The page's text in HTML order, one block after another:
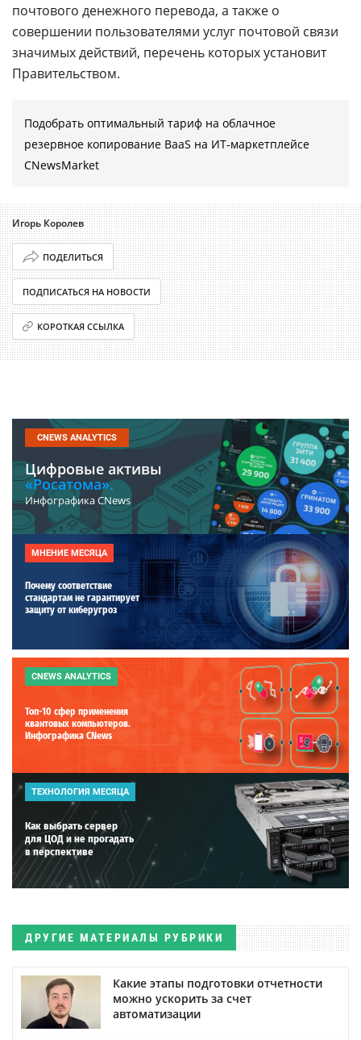
почтового денежного перевода, а также о
совершении пользователями услуг почтовой связи
значимых действий, перечень которых установит
Правительством.
Подобрать оптимальный тариф на облачное
резервное копирование BaaS на ИТ-маркетплейсе
CNewsMarket
Игорь Королев
ПОДЕЛИТЬСЯ
ПОДПИСАТЬСЯ НА НОВОСТИ
КОРОТКАЯ ССЫЛКА
CNEWS ANALYTICS
Цифровые активы
«Росатома».
Инфографика CNews
МНЕНИЕ МЕСЯЦА
Почему соответствие
стандартам не гарантирует
защиту от киберугроз
CNEWS ANALYTICS
Топ-10 сфер применения
квантовых компьютеров.
Инфографика CNews
ТЕХНОЛОГИЯ МЕСЯЦА
Как выбрать сервер
для ЦОД и не прогадать
в перспективе
ДРУГИЕ МАТЕРИАЛЫ РУБРИКИ
Какие этапы подготовки отчетности
можно ускорить за счет
автоматизации